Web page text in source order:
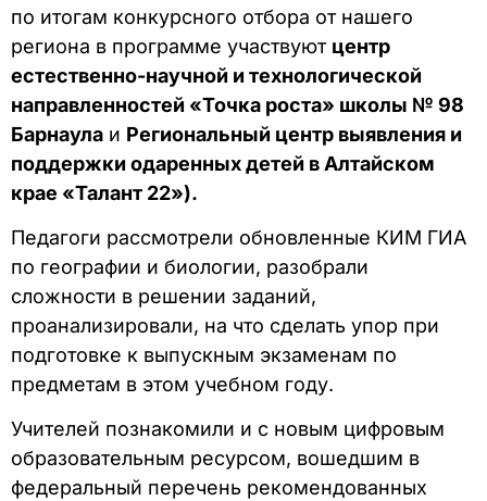
по итогам конкурсного отбора от нашего
региона в программе участвуют центр
естественно-научной и технологической
направленностей «Точка роста» школы № 98
Барнаула и Региональный центр выявления и
поддержки одаренных детей в Алтайском
крае «Талант 22»).
Педагоги рассмотрели обновленные КИМ ГИА
по географии и биологии, разобрали
сложности в решении заданий,
проанализировали, на что сделать упор при
подготовке к выпускным экзаменам по
предметам в этом учебном году.
Учителей познакомили и с новым цифровым
образовательным ресурсом, вошедшим в
федеральный перечень рекомендованных